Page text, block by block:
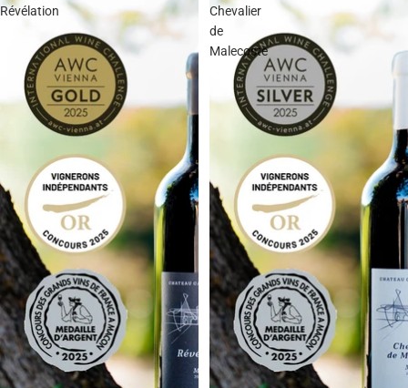
Révélation
Chevalier
de
Malecoste